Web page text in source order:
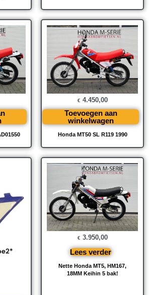
Honda MT50 SL R119 1990
€ 4.450,00
Toevoegen aan
winkelwagen
Nette Honda MT5, HM167,
18MM Keihin 5 bak!
€ 3.950,00
Lees verder